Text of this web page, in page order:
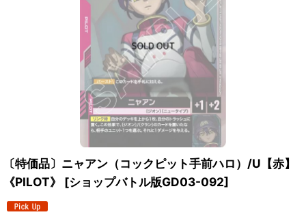
〔特価品〕ニャアン（コックピット手前ハロ）/U【赤】
《PILOT》
[ショップバトル版GD03-092]